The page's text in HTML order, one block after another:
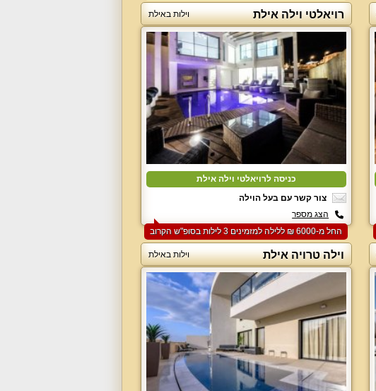
רויאלטי וילה אילת וילות באילת
כניסה לרויאלטי וילה אילת
צור קשר עם בעל הוילה
הצג מספר
החל מ-‏6000 ₪ ללילה למזמינים 3 לילות בסופ"ש הקרוב
וילה טרויה אילת וילות באילת